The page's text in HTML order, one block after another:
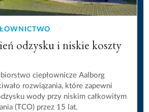
odzysku i niskie koszty
ciepłownicze Aalborg
rozwiązania, które zapewni
wody przy niskim całkowitym
(TCO) przez 15 lat.